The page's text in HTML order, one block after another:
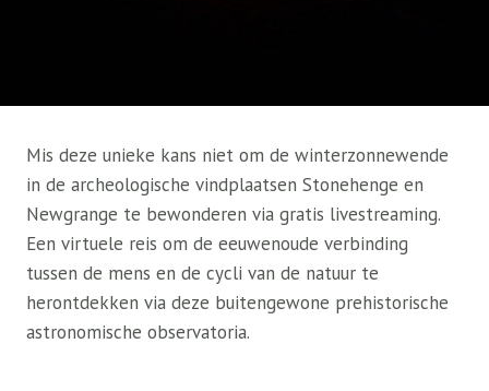
Mis deze unieke kans niet om de winterzonnewende
in de archeologische vindplaatsen Stonehenge en
Newgrange te bewonderen via gratis livestreaming.
Een virtuele reis om de eeuwenoude verbinding
tussen de mens en de cycli van de natuur te
herontdekken via deze buitengewone prehistorische
astronomische observatoria.